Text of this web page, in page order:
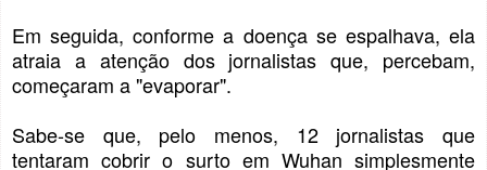
Em seguida, conforme a doença se espalhava, ela
atraia a atenção dos jornalistas que, percebam,
começaram a "evaporar".
Sabe-se que, pelo menos, 12 jornalistas que
tentaram cobrir o surto em Wuhan simplesmente